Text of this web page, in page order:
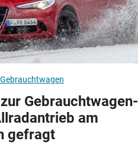
Gebrauchtwagen-
am
gefragt